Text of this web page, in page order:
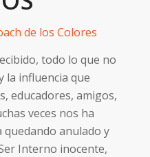
de los Colores
todo lo que no
la influencia que
educadores, amigos,
veces nos ha
quedando anulado y
Interno inocente,